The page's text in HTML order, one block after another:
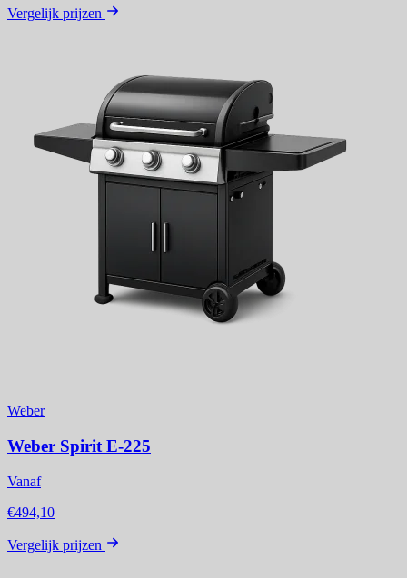
Vergelijk prijzen
Weber
Weber Spirit E-225
Vanaf
€494,10
Vergelijk prijzen